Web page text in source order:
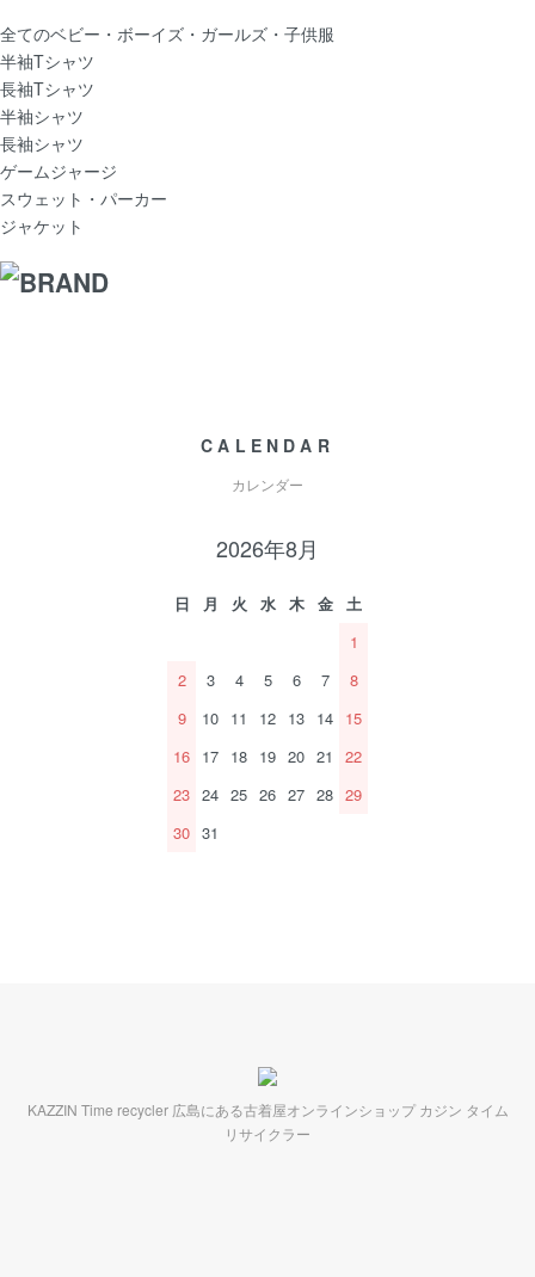
全てのベビー・ボーイズ・ガールズ・子供服
半袖Tシャツ
長袖Tシャツ
半袖シャツ
長袖シャツ
ゲームジャージ
スウェット・パーカー
ジャケット
CALENDAR
カレンダー
2026年8月
日 月 火 水 木 金
土
1
2
3 4 5 6 7
8
9
10 11 12 13 14 15
16 17 18 19 20 21
22
23 24 25 26 27 28 29
30 31
KAZZIN Time recycler 広島にある古着屋オンラインショップ カジン タイム
リサイクラー